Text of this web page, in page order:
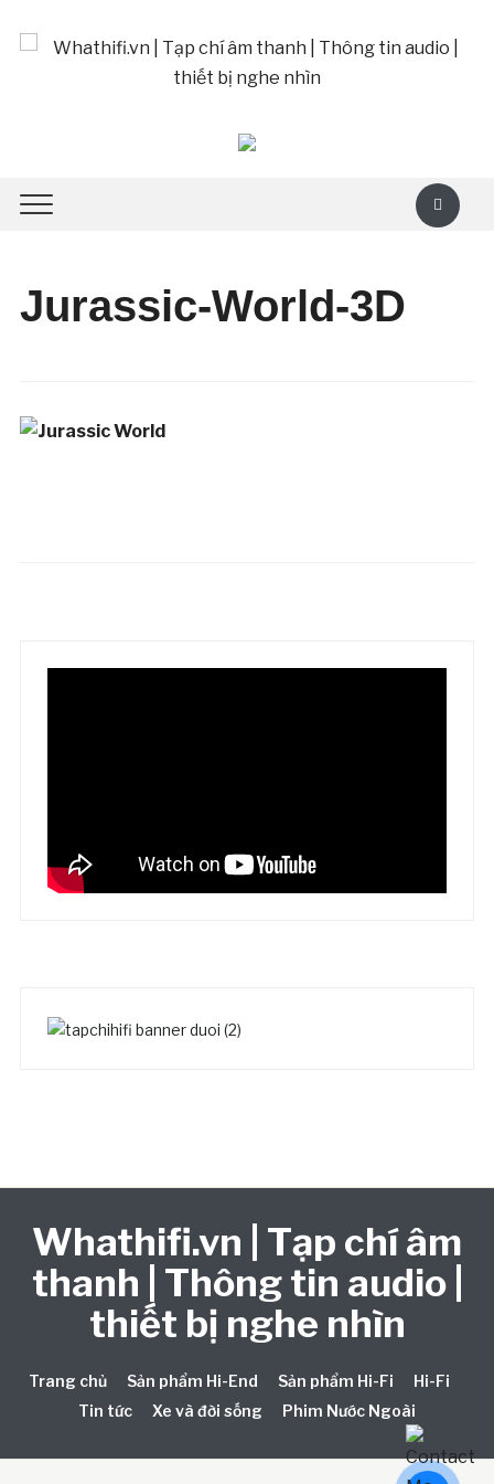
Jurassic-World-3D
Whathifi.vn | Tạp chí âm
thanh | Thông tin audio |
thiết bị nghe nhìn
Trang chủ Sản phẩm Hi-End Sản phẩm Hi-Fi
Hi-Fi
Tin tức
Xe và đời sống Phim Nước Ngoài